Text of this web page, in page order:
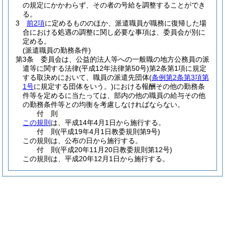
の規定にかかわらず、その者の号給を調整することができ
る。
3
前2項に定めるもののほか、派遣職員が職務に復帰した場
合における処遇の調整に関し必要な事項は、委員会が別に
定める。
(派遣職員の勤務条件)
第3条
委員会は、公益的法人等への一般職の地方公務員の派
遣等に関する法律(平成12年法律第50号)第2条第1項に規定
する取決めにおいて、職員の派遣先団体(条例第2条第3項第
1号に規定する団体をいう。)における報酬その他の勤務条
件等を定めるに当たっては、部内の他の職員の給与その他
の勤務条件等との均衡を考慮しなければならない。
付 則
この規則 は、平成14年4月1日から施行する。
付 則(平成19年4月1日教委規則第9号)
この規則は、公布の日から施行する。
付 則(平成20年11月20日教委規則第12号)
この規則は、平成20年12月1日から施行する。